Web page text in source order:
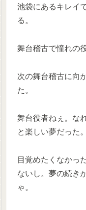
池袋にあるキレイ
る。
舞台稽古で憧れの
次の舞台稽古に向
た。
舞台役者ねぇ。な
と楽しい夢だった。
目覚めたくなかっ
ないし。夢の続き
ゃ。